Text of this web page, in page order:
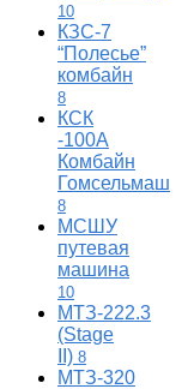
10
КЗС-7
“Полесье”
комбайн
8
КСК
-100А
Комбайн
Гомсельмаш
8
МСШУ
путевая
машина
10
МТЗ-222.3
(Stage
II) 8
МТЗ-320